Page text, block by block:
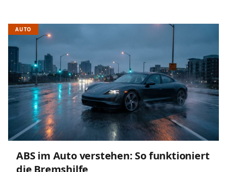
AUTO
ABS im Auto verstehen: So funktioniert